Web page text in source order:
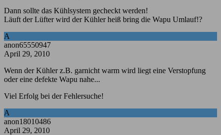
Dann sollte das Kühlsystem gecheckt werden!
Läuft der Lüfter wird der Kühler heiß bring die Wapu Umlauf!?
A
anon65550947
April 29, 2010
Wenn der Kühler z.B. garnicht warm wird liegt eine Verstopfung
oder eine defekte Wapu nahe...
Viel Erfolg bei der Fehlersuche!
A
anon18010486
April 29, 2010